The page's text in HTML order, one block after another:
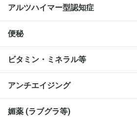
アルツハイマー型認知症
便秘
ビタミン・ミネラル等
アンチエイジング
媚薬 (ラブグラ等)